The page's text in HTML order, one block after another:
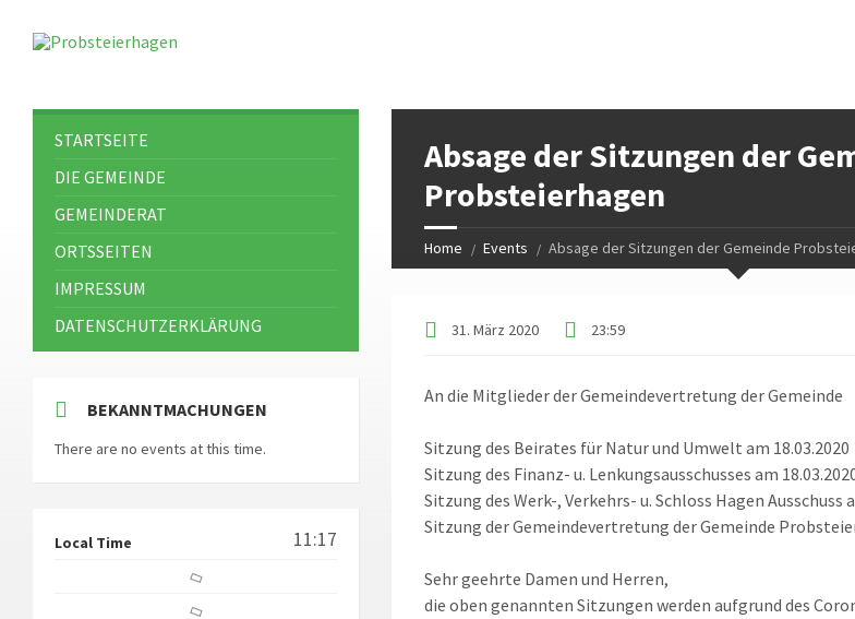
Absage der Sitzungen der
Probsteierhagen
Home Events Absage der Sitzungen der Gemeinde
31. März 2020 23:59
An die Mitglieder der Gemeindevertretung der Gemeinde
Sitzung des Beirates für Natur und Umwelt am 18.03.2020
Sitzung des Finanz- u. Lenkungsausschusses am
Sitzung des Werk-, Verkehrs- u. Schloss Hagen Ausschuss
Sitzung der Gemeindevertretung der Gemeinde
Sehr geehrte Damen und Herren,
die oben genannten Sitzungen werden aufgrund des
STARTSEITE
DIE GEMEINDE
GEMEINDERAT
ORTSSEITEN
IMPRESSUM
DATENSCHUTZERKLÄRUNG
BEKANNTMACHUNGEN
There are no events at this time.
Local Time 11:17